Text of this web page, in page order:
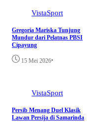
VistaSport
Gregoria Mariska Tunjung
Mundur dari Pelatnas PBSI
Cipayung
15 Mei 2026•
VistaSport
Persib Menang Duel Klasik
Lawan Persija di Samarinda